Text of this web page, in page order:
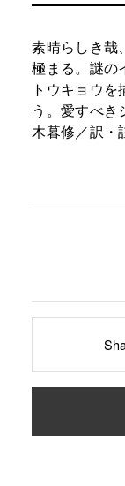
素晴らしき
極まる。謎の
トウキョウ
う。愛すべき
木暮修／訳・